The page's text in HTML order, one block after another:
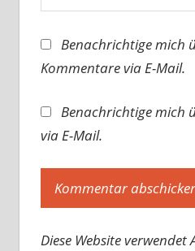
Benachrichtige mich
Kommentare via E-Mail.
Benachrichtige mich
via E-Mail.
Diese Website